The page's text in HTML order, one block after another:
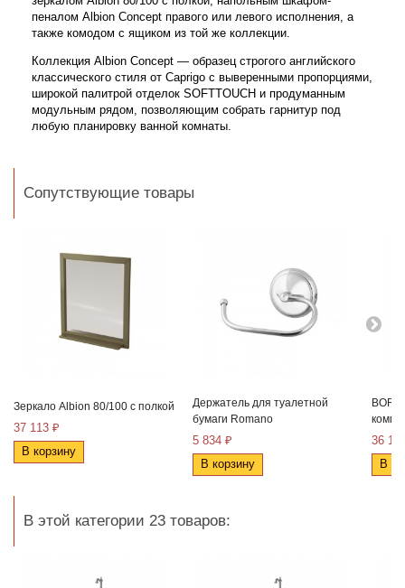
пеналом Albion Concept правого или левого исполнения, а
также комодом с ящиком из той же коллекции.
Коллекция Albion Concept — образец строгого английского
классического стиля от Caprigo с выверенными пропорциями,
широкой палитрой отделок SOFTTOUCH и продуманным
модульным рядом, позволяющим собрать гарнитур под
любую планировку ванной комнаты.
Сопутствующие товары
Зеркало Albion 80/100 с полкой
37 113 ₽
В корзину
Держатель для туалетной
бумаги Romano
5 834 ₽
В корзину
36
В
В этой категории 23 товаров: